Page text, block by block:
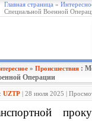
Главная страница »
Специальной Военной
» Проиcшествия :
Операции
UZTP | 28 июля 2025 |